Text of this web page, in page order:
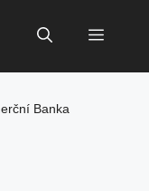
Menu
Banka